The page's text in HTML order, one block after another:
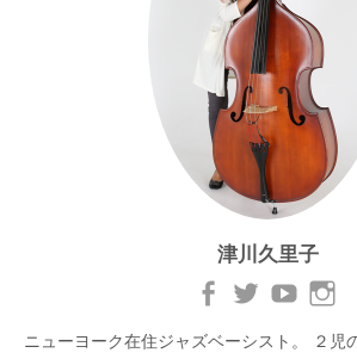
津川久里子
ニューヨーク在住ジャズベーシスト。 ２児